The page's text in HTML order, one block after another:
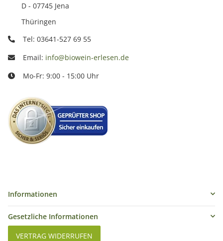
D - 07745 Jena
Thüringen
Tel: 03641-527 69 55
Email: info@biowein-erlesen.de
Mo-Fr: 9:00 - 15:00 Uhr
Informationen
Gesetzliche Informationen
VERTRAG WIDERRUFEN